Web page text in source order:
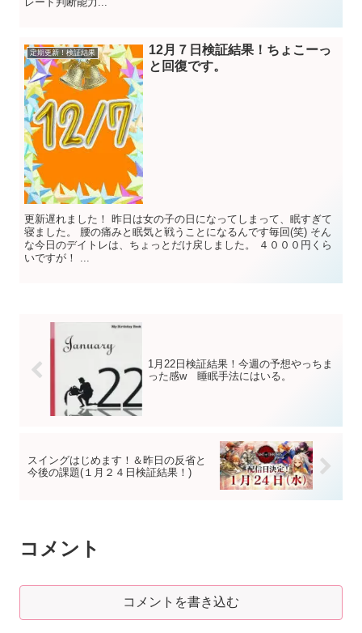
定期更新！検証結果
12月７日検証結果！ちょこーっ
と回復です。
更新遅れました！ 昨日は女の子の日になってしまって、眠すぎて
寝ました。 腰の痛みと眠気と戦うことになるんです毎回(笑) そん
な今日のデイトレは、ちょっとだけ戻しました。 ４０００円くら
いですが！ ...
1月22日検証結果！今週の予想やっちま
った感w 睡眠手法にはいる。
スイングはじめます！＆昨日の反省と
今後の課題(１月２４日検証結果！)
コメント
コメントを書き込む